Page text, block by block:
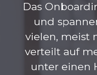
Das
und
vielen, meist
verteilt auf
unter einen